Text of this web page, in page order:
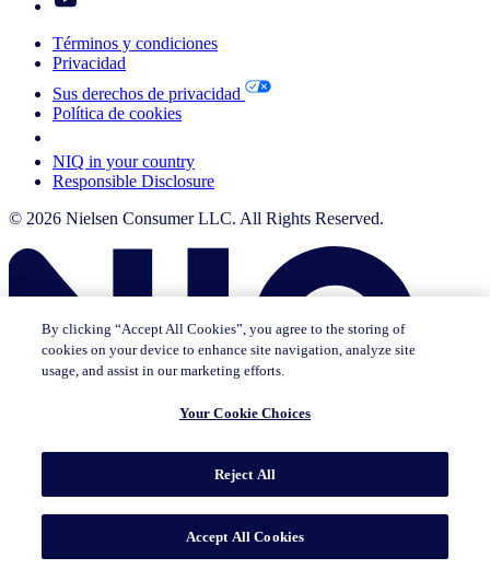
Términos y condiciones
Privacidad
Sus derechos de privacidad
Política de cookies
NIQ in your country
Responsible Disclosure
© 2026 Nielsen Consumer LLC. All Rights Reserved.
Esta página no existe en [x]. Por favor lea la página en la que se
encuentra actualmente o vaya a la página de inicio en [x].
Ir al inicioGo to English Page
By clicking “Accept All Cookies”, you agree to the storing of
cookies on your device to enhance site navigation, analyze site
usage, and assist in our marketing efforts.
Your Cookie Choices
Reject All
Accept All Cookies